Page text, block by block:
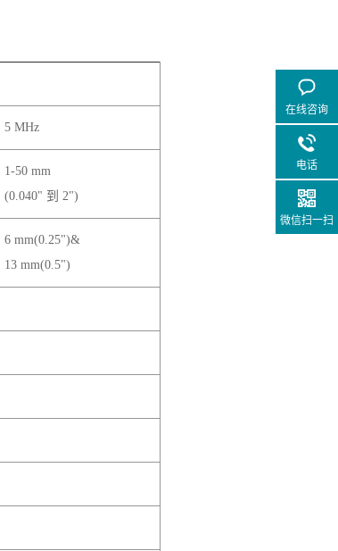
5 MHz
1-50 mm
(0.040" 到 2")
6 mm(0.25")&
13 mm(0.5")
在线咨询
电话
微信扫一扫